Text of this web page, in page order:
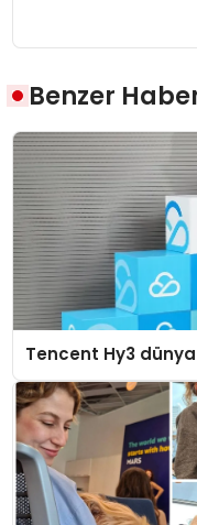
Benzer
Tencent Hy3